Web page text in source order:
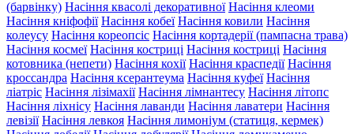
(барвінку) Насіння квасолі декоративної Насіння клеоми
Насіння кніфофії Насіння кобеї Насіння ковили Насіння
колеусу Насіння кореопсіс Насіння кортадерії (пампасна трава)
Насіння космеї Насіння костриці Насіння костриці Насіння
котовника (непети) Насіння кохії Насіння краспедії Насіння
кроссандра Насіння ксерантеума Насіння куфеї Насіння
ліатріс Насіння лізімахії Насіння лімнантесу Насіння літопс
Насіння ліхнісу Насіння лаванди Насіння лаватери Насіння
левізії Насіння левкоя Насіння лимоніум (статиця, кермек)